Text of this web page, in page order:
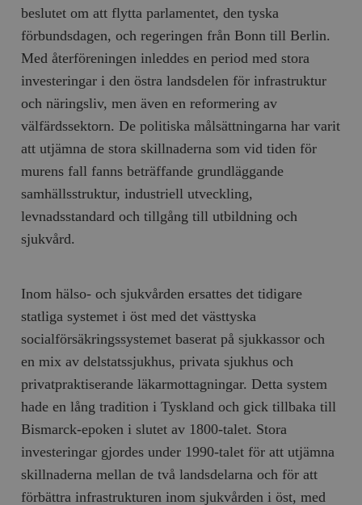
beslutet om att flytta parlamentet, den tyska
förbundsdagen, och regeringen från Bonn till Berlin.
Med återföreningen inleddes en period med stora
investeringar i den östra landsdelen för infrastruktur
och näringsliv, men även en reformering av
välfärdssektorn. De politiska målsättningarna har varit
att utjämna de stora skillnaderna som vid tiden för
murens fall fanns beträffande grundläggande
samhällsstruktur, industriell utveckling,
levnadsstandard och tillgång till utbildning och
sjukvård.
Inom hälso- och sjukvården ersattes det tidigare
statliga systemet i öst med det västtyska
socialförsäkringssystemet baserat på sjukkassor och
en mix av delstatssjukhus, privata sjukhus och
privatpraktiserande läkarmottagningar. Detta system
hade en lång tradition i Tyskland och gick tillbaka till
Bismarck-epoken i slutet av 1800-talet. Stora
investeringar gjordes under 1990-talet för att utjämna
skillnaderna mellan de två landsdelarna och för att
förbättra infrastrukturen inom sjukvården i öst, med